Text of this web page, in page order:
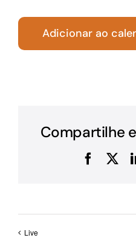
Adicionar ao
Compartilhe
X
Live